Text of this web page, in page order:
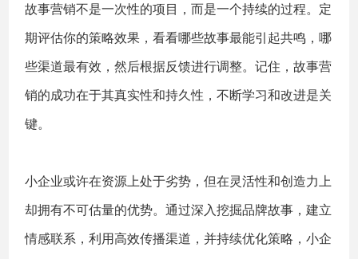
故事营销不是一次性的项目，而是一个持续的过程。定
期评估你的策略效果，看看哪些故事最能引起共鸣，哪
些渠道最有效，然后根据反馈进行调整。记住，故事营
销的成功在于其真实性和持久性，不断学习和改进是关
键。
小企业或许在资源上处于劣势，但在灵活性和创造力上
却拥有不可估量的优势。通过深入挖掘品牌故事，建立
情感联系，利用高效传播渠道，并持续优化策略，小企